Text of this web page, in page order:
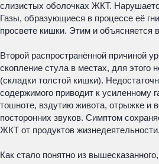
слизистых оболочках ЖКТ.
Газы, образующиеся в процессе её
просвете кишки. Этим и объясняется
Второй распространённой причиной
скопление стула в местах, для этого
(складки толстой кишки).
содержимого приводит к усиленному
тошноте, вздутию живота, отрыжке и
посторонних звуков. Симптом
ЖКТ от продуктов жизнедеятельности.
Как стало понятно из